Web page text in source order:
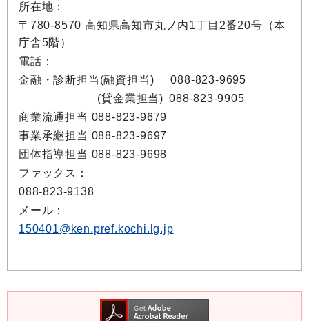
所在地：
〒780-8570 高知県高知市丸ノ内1丁目2番20号（本
庁舎5階）
電話：
金融・診断担当(融資担当)
088-823-9695
(貸金業担当) 088-823-9905
商業流通担当 088-823-9679
事業承継担当 088-823-9697
団体指導担当 088-823-9698
ファックス：
088-823-9138
メール：
150401@ken.pref.kochi.lg.jp